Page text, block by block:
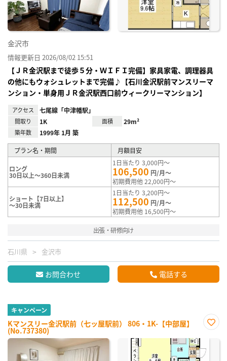
金沢市
情報更新日 2026/08/02 15:51
【ＪＲ金沢駅まで徒歩５分・ＷＩＦＩ完備】家具家電、調理器具
の他にもウォシュレットまで完備♪【石川金沢駅前マンスリーマ
ンション・単身用ＪＲ金沢駅西口前ウィークリーマンション】
アクセス 七尾線「中津幡駅」
間取り 1K 面積 29m²
築年数 1999年 1月 築
プラン名・期間 月額目安
ロング
30日以上～360日未満
1日当たり 3,000円～
106,500 円/月～
初期費用他 22,000円～
ショート【7日以上】
～30日未満
1日当たり 3,200円～
112,500 円/月～
初期費用他 16,500円～
出張・研修向け
石川県 金沢市
お問合わせ 電話する
キャンペーン
Kマンスリー金沢駅前（七ッ屋駅前） 806・1K-【中部屋】
(No.737380)
に入
り登
録